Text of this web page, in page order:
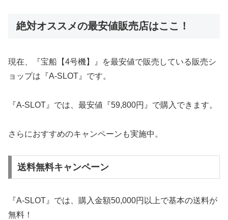
絶対オススメの最安値販売店はここ！
現在、『宝船【4号機】』を最安値で販売している販売シ
ョップは『A-SLOT』です。
『A-SLOT』では、最安値『59,800円』で購入できます。
さらにおすすめのキャンペーンも実施中。
送料無料キャンペーン
『A-SLOT』では、購入金額50,000円以上で基本の送料が
無料！